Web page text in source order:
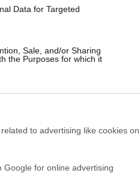
Data for Targeted
Sale, and/or Sharing
the Purposes for which it
to advertising like cookies on
Google for online advertising
εκτίμηση των
ή
τους